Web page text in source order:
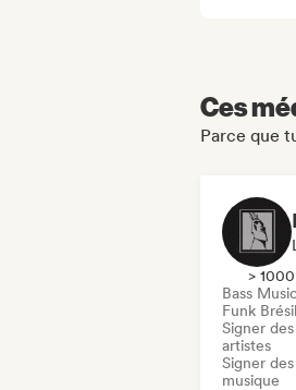
Ces
Parce que
>
Bass Music
Funk
Signer
artistes
Signer
musique